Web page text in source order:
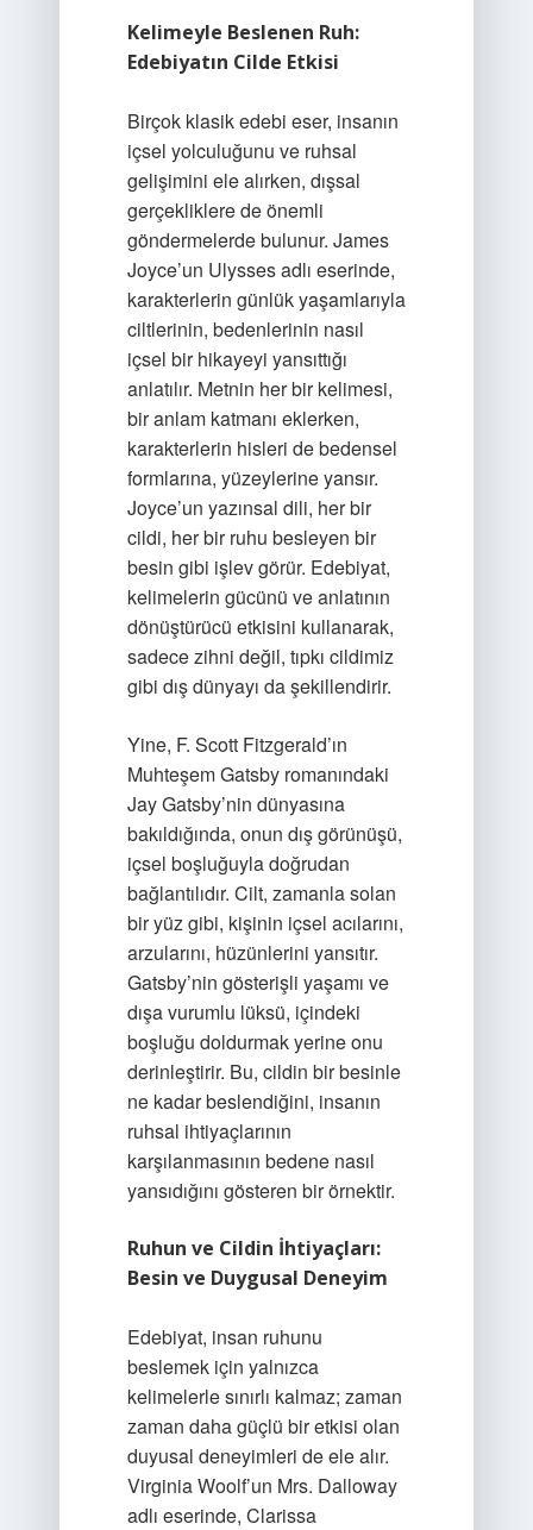
Kelimeyle Beslenen Ruh:
Edebiyatın Cilde Etkisi
Birçok klasik edebi eser, insanın
içsel yolculuğunu ve ruhsal
gelişimini ele alırken, dışsal
gerçekliklere de önemli
göndermelerde bulunur. James
Joyce’un Ulysses adlı eserinde,
karakterlerin günlük yaşamlarıyla
ciltlerinin, bedenlerinin nasıl
içsel bir hikayeyi yansıttığı
anlatılır. Metnin her bir kelimesi,
bir anlam katmanı eklerken,
karakterlerin hisleri de bedensel
formlarına, yüzeylerine yansır.
Joyce’un yazınsal dili, her bir
cildi, her bir ruhu besleyen bir
besin gibi işlev görür. Edebiyat,
kelimelerin gücünü ve anlatının
dönüştürücü etkisini kullanarak,
sadece zihni değil, tıpkı cildimiz
gibi dış dünyayı da şekillendirir.
Yine, F. Scott Fitzgerald’ın
Muhteşem Gatsby romanındaki
Jay Gatsby’nin dünyasına
bakıldığında, onun dış görünüşü,
içsel boşluğuyla doğrudan
bağlantılıdır. Cilt, zamanla solan
bir yüz gibi, kişinin içsel acılarını,
arzularını, hüzünlerini yansıtır.
Gatsby’nin gösterişli yaşamı ve
dışa vurumlu lüksü, içindeki
boşluğu doldurmak yerine onu
derinleştirir. Bu, cildin bir besinle
ne kadar beslendiğini, insanın
ruhsal ihtiyaçlarının
karşılanmasının bedene nasıl
yansıdığını gösteren bir örnektir.
Ruhun ve Cildin İhtiyaçları:
Besin ve Duygusal Deneyim
Edebiyat, insan ruhunu
beslemek için yalnızca
kelimelerle sınırlı kalmaz; zaman
zaman daha güçlü bir etkisi olan
duyusal deneyimleri de ele alır.
Virginia Woolf’un Mrs. Dalloway
adlı eserinde, Clarissa